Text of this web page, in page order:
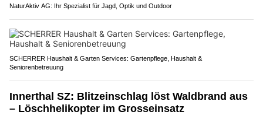
NaturAktiv AG: Ihr Spezialist für Jagd, Optik und Outdoor
SCHERRER Haushalt & Garten Services: Gartenpflege, Haushalt &
Seniorenbetreuung
Innerthal SZ: Blitzeinschlag löst Waldbrand aus
– Löschhelikopter im Grosseinsatz